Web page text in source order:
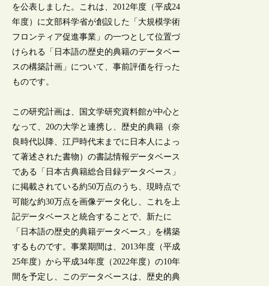
を公表しました。これは、2012年度（平成24
年度）に文部科学省が創設した「大規模学術
フロンティア促進事業」の一つとして位置づ
けられる「日本語の歴史的典籍のデータベー
スの構築計画」について、事前評価を行った
ものです。
この研究計画は、国文学研究資料館が中心と
なって、20の大学と連携し、歴史的典籍（奈
良時代以降、江戸時代末までに日本人によっ
て著述された書物）の書誌情報データベース
である「日本古典籍総合目録データベース」
に掲載されている約50万点のうち、現時点で
可能な約30万点を画像データ化し、これを上
記データベースと統合することで、新たに
「日本語の歴史的典籍データベース」を構築
するものです。事業期間は、2013年度（平成
25年度）から平成34年度（2022年度）の10年
間を予定し、このデータベースは、歴史的典